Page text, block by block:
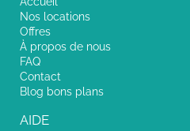
Nos locations
Offres
À propos de nous
FAQ
Contact
Blog bons plans
AIDE